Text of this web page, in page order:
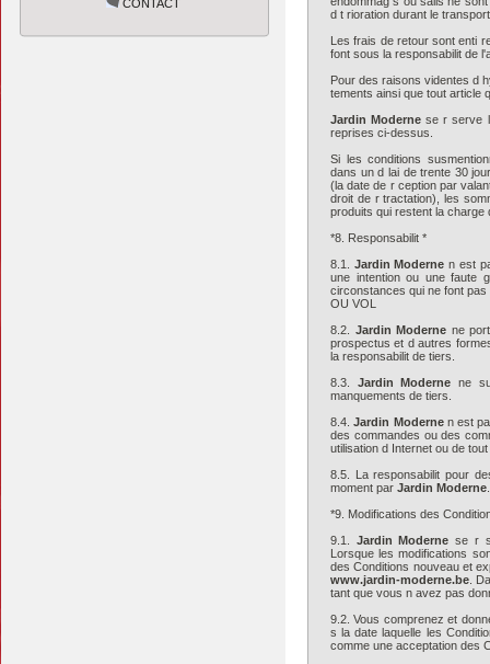
CONTACT
d t rioration durant le
Les frais de retour sont enti
font sous la responsabilit de
Pour des raisons videntes d
tements ainsi que tout article
Jardin Moderne se r serve
reprises ci-dessus.
Si les conditions
dans un d lai de trente 30
(la date de r ception par
droit de r tractation), les
produits qui restent la charge
*8. Responsabilit *
8.1. Jardin Moderne n est
une intention ou une faute
circonstances qui ne font
OU VOL
8.2. Jardin Moderne ne
prospectus et d autres
la responsabilit de tiers.
8.3. Jardin Moderne ne
manquements de tiers.
8.4.Jardin Modernen est
des commandes ou des
utilisation d Internet ou de
8.5. La responsabilit pour
moment par Jardin Moderne
*9. Modifications des
9.1. Jardin Moderne se r
Lorsque les modifications
des Conditions nouveau et
www.jardin-moderne.be .
tant que vous n avez pas
9.2. Vous comprenez et
s la date laquelle les
comme une acceptation des